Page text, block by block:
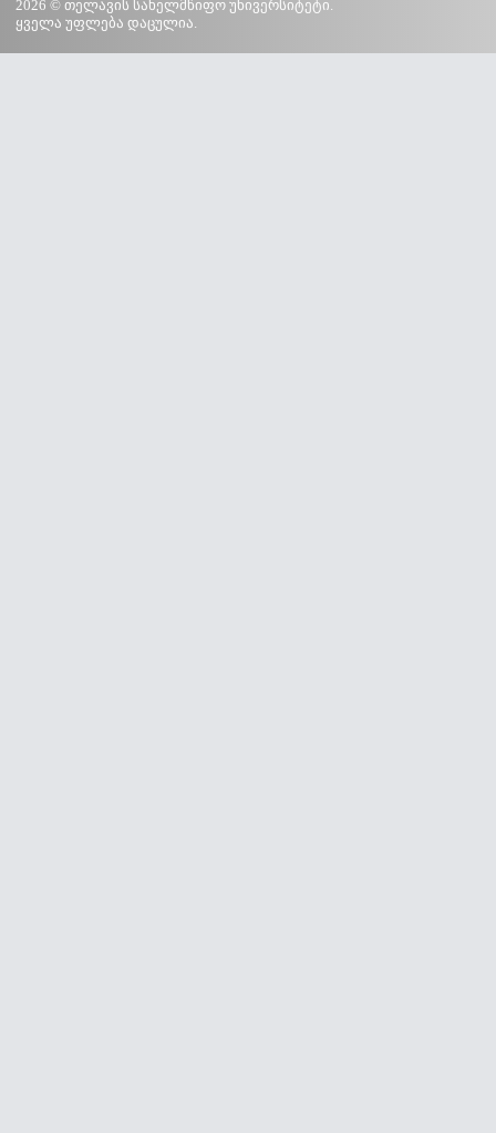
2026 © თელავის სახელმწიფო უნივერსიტეტი.
ყველა უფლება დაცულია.